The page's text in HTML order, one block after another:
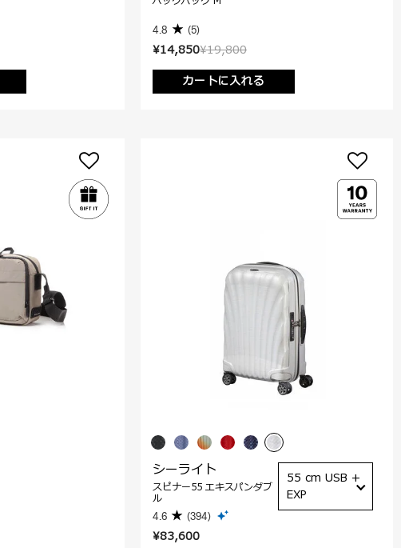
¥19,800
¥14,850
カートに入れる
4.8 (5)
¥83,600
シーライト
スピナー55 エキスパンダブ
ル
4.6 (394)
55 cm USB +
EXP